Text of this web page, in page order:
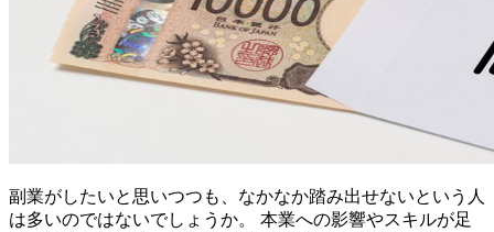
副業がしたいと思いつつも、なかなか踏み出せないという人
は多いのではないでしょうか。 本業への影響やスキルが足